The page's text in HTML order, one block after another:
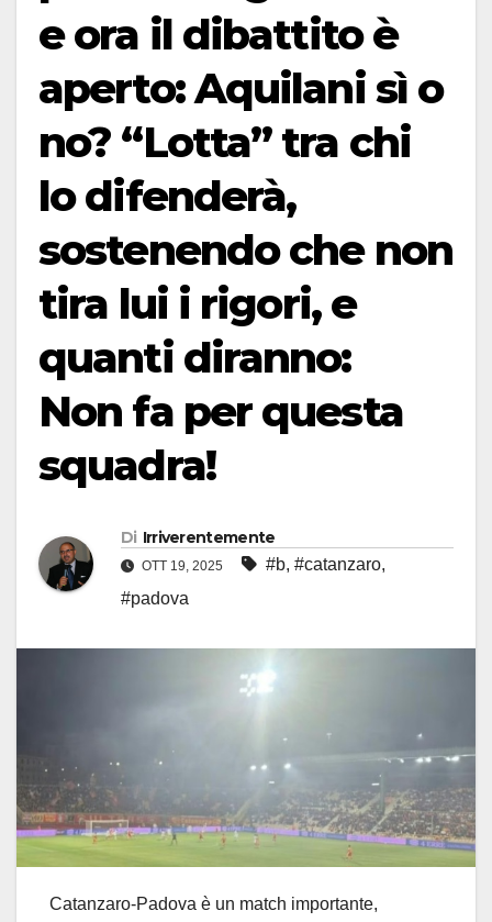
e ora il dibattito è
aperto: Aquilani sì o
no? “Lotta” tra chi
lo difenderà,
sostenendo che non
tira lui i rigori, e
quanti diranno:
Non fa per questa
squadra!
Di Irriverentemente
OTT 19, 2025 #b, #catanzaro,
#padova
Catanzaro-Padova è un match importante,